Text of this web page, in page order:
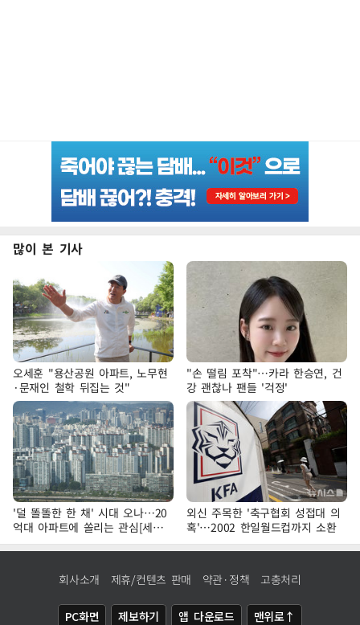
많이 본 기사
오세훈 "용산공원 아파트, 노무현
·문재인 철학 뒤집는 것"
"손 떨림 포착"…카라 한승연, 건
강 괜찮나 팬들 '걱정'
'덜 똘똘한 한 채' 시대 오나…20
억대 아파트에 쏠리는 관심[세제
개편, 그 이후②]
외신 주목한 '축구협회 성접대 의
혹'…2002 한일월드컵까지 소환
회사소개 제휴/컨텐츠 판매 약관·정책 고충처리
PC화면 제보하기 앱 다운로드 맨위로↑